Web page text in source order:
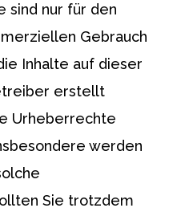
sind nur für den
Gebrauch
Inhalte auf dieser
erstellt
Urheberrechte
werden
Sie trotzdem